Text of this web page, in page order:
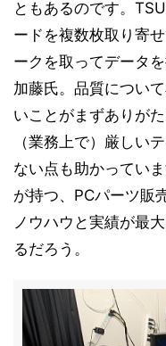
ともあるのです。
ードを複数枚取り寄
ークを取ってデータ
加藤氏。品質につい
いことがまずありが
（業務上で）厳しい
ない点も助かってい
が持つ、PCパーツ販
ノウハウと実績が最
るだろう。